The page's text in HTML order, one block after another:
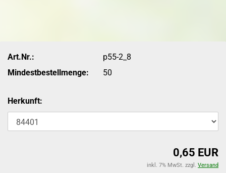
Art.Nr.:
p55-2_8
Mindestbestellmenge:
50
Herkunft:
0,65 EUR
inkl. 7% MwSt. zzgl. Versand